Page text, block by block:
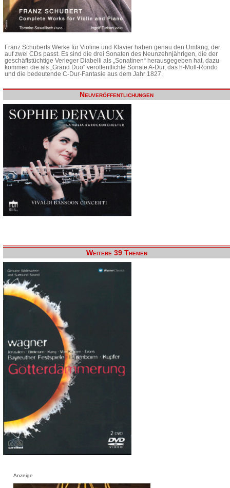
Franz Schuberts Werke für Violine und Klavier haben genau den Umfang, der
auf zwei CDs passt. Es sind die drei Sonaten des Neunzehnjährigen, die der
geschäftstüchtige Verleger Diabelli als „Sonatinen“ herausgegeben hat, dazu
kommen die als „Grand Duo“ veröffentlichte Sonate A-Dur, das h-Moll-Rondo
und die bedeutende C-Dur-Fantasie aus dem Jahr 1827.
Neuveröffentlichungen
Weitere 39 Themen
Anzeige